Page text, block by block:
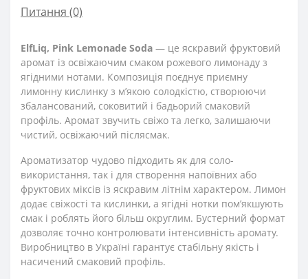
Питання (0)
ElfLiq, Pink Lemonade Soda — це яскравий фруктовий
аромат із освіжаючим смаком рожевого лимонаду з
ягідними нотами. Композиція поєднує приємну
лимонну кислинку з м’якою солодкістю, створюючи
збалансований, соковитий і бадьорий смаковий
профіль. Аромат звучить свіжо та легко, залишаючи
чистий, освіжаючий післясмак.
Ароматизатор чудово підходить як для соло-
використання, так і для створення напоївних або
фруктових міксів із яскравим літнім характером. Лимон
додає свіжості та кислинки, а ягідні нотки пом’якшують
смак і роблять його більш округлим. Бустерний формат
дозволяє точно контролювати інтенсивність аромату.
Виробництво в Україні гарантує стабільну якість і
насичений смаковий профіль.